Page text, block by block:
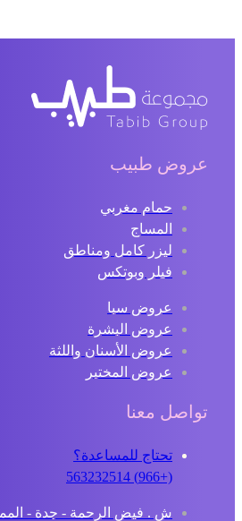
عروض طبيب
حمام مغربي
المساج
ليزر كامل ومناطق
فيلر وبوتكس
عروض سبا
عروض البشرة
عروض الأسنان واللثة
عروض المختبر
تواصل معنا
تحتاج للمساعدة؟
ش . فيض الرحمة - جدة - المملكة